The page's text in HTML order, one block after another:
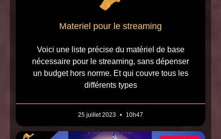
Materiel pour le streaming
Voici une liste précise du matériel de base
nécessaire pour le streaming, sans dépenser
un budget hors norme. Et qui couvre tous les
différents types
25 juillet 2023 10h47